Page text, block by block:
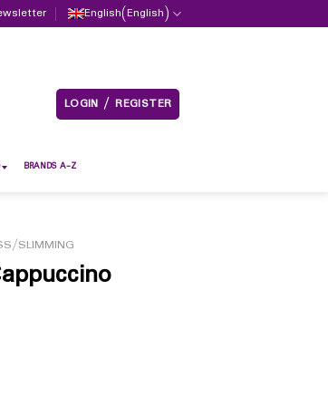
English(English)
LOGIN / REGISTER
BRANDS A-Z
SLIMMING